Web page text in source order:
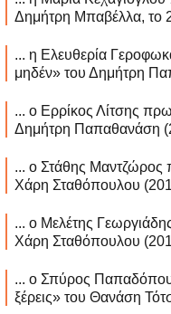
Δημήτρη Μπαβέλλα, το
... η Ελευθερία
μηδέν» του Δημήτρη
... ο Ερρίκος Λίτσης
Δημήτρη Παπαθανάση
... ο Στάθης Μαντζώρος
Χάρη Σταθόπουλου
... ο Μελέτης
Χάρη Σταθόπουλου
... ο Σπύρος
ξέρεις» του Θανάση